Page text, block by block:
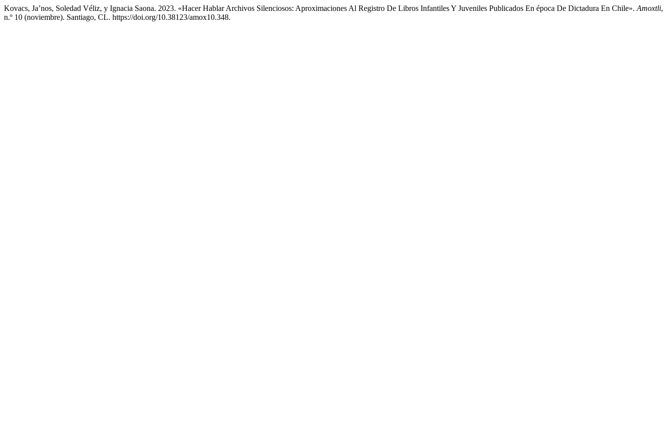
Kovacs, Ja’nos, Soledad Véliz, y Ignacia Saona. 2023. «Hacer Hablar Archivos Silenciosos: Aproximaciones Al Registro De Libros Infantiles Y Juveniles Publicados En época De Dictadura En Chile». Amoxtli,
n.º 10 (noviembre). Santiago, CL. https://doi.org/10.38123/amox10.348.